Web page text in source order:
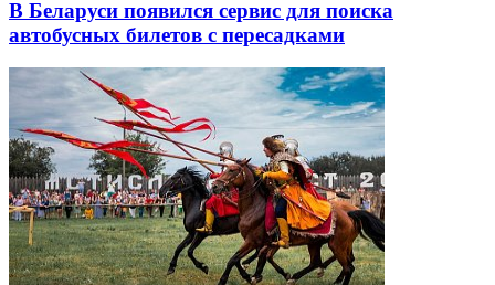
В Беларуси появился сервис для поиска
автобусных билетов с пересадками